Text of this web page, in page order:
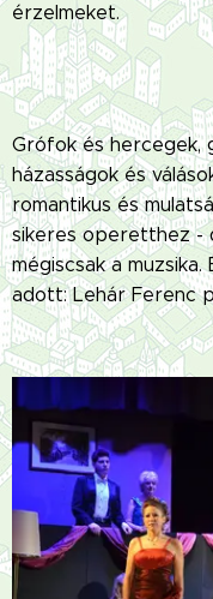
érzelmeket.
Grófok és hercegek,
házasságok és
romantikus és
sikeres operetthez -
mégiscsak a
adott: Lehár Ferenc